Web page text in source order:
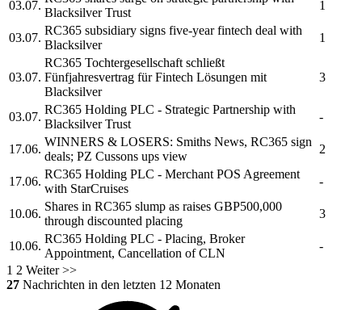
03.07.
Blacksilver Trust
1
03.07.
RC365 subsidiary signs five-year fintech deal with
Blacksilver
1
03.07.
RC365 Tochtergesellschaft schließt
Fünfjahresvertrag für Fintech Lösungen mit
Blacksilver
3
03.07.
RC365 Holding PLC - Strategic Partnership with
Blacksilver Trust
-
17.06.
WINNERS & LOSERS: Smiths News, RC365 sign
deals; PZ Cussons ups view
2
17.06.
RC365 Holding PLC - Merchant POS Agreement
with StarCruises
-
10.06.
Shares in RC365 slump as raises GBP500,000
through discounted placing
3
10.06.
RC365 Holding PLC - Placing, Broker
Appointment, Cancellation of CLN
-
1 2 Weiter >>
27 Nachrichten in den letzten 12 Monaten